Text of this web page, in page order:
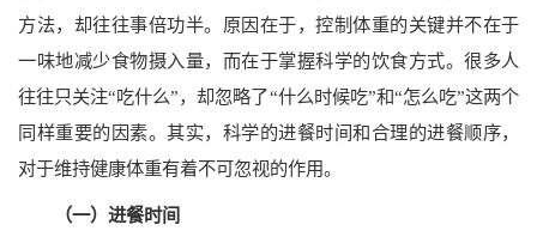
方法，却往往事倍功半。原因在于，控制体重的关键并不在于
一味地减少食物摄入量，而在于掌握科学的饮食方式。很多人
往往只关注“吃什么”，却忽略了“什么时候吃”和“怎么吃”这两个
同样重要的因素。其实，科学的进餐时间和合理的进餐顺序，
对于维持健康体重有着不可忽视的作用。
（一）进餐时间